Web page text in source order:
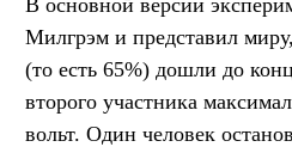
В основной версии
Милгрэм и представил
(то есть 65%) дошли до
второго участника
вольт. Один человек